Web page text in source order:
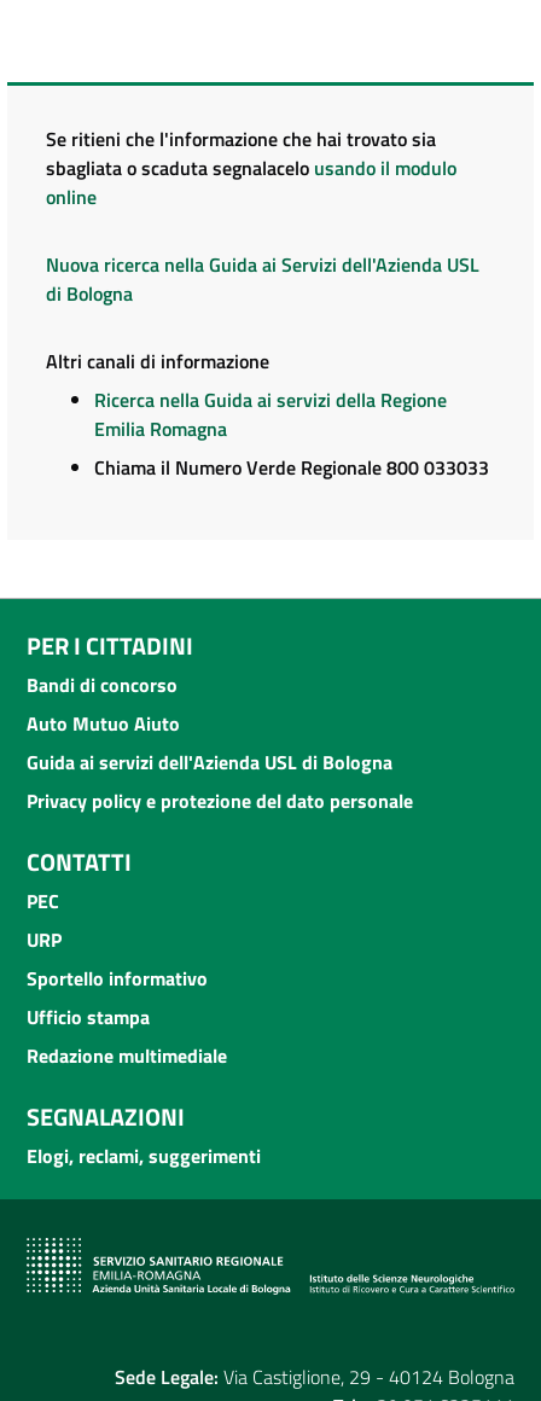
Se ritieni che l'informazione che hai trovato sia
sbagliata o scaduta segnalacelo usando il modulo
online
Nuova ricerca nella Guida ai Servizi dell'Azienda USL
di Bologna
Altri canali di informazione
Ricerca nella Guida ai servizi della Regione
Emilia Romagna
Chiama il Numero Verde Regionale 800 033033
PER I CITTADINI
Bandi di concorso
Auto Mutuo Aiuto
Guida ai servizi dell'Azienda USL di Bologna
Privacy policy e protezione del dato personale
CONTATTI
PEC
URP
Sportello informativo
Ufficio stampa
Redazione multimediale
SEGNALAZIONI
Elogi, reclami, suggerimenti
Sede Legale: Via Castiglione, 29 - 40124 Bologna